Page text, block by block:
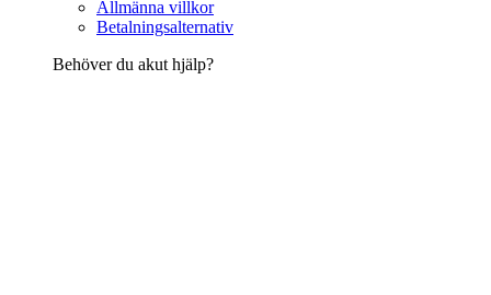
Allmänna villkor
Betalningsalternativ
Behöver du akut hjälp?